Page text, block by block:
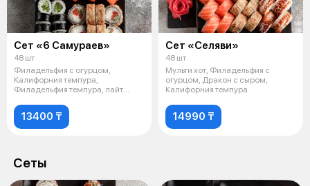
Сет «6 Самураев»
48 шт
Филадельфия с огурцом,
Калифорния темпура,
Филадельфия темпура, лайт
13400 ₸
Сет «Селяви»
48 шт
Мульти хот, Филадельфия с
огурцом, Дракон с сыром,
Калифорния темпура
14990 ₸
Сеты